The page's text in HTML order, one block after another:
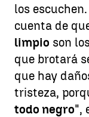
los
cuenta de
limpio son
que brotará
que hay
tristeza,
todo negro",